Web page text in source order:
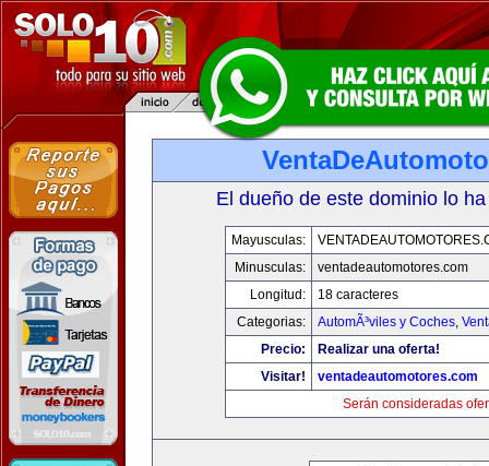
El dueño de este dominio lo
Mayusculas:
Minusculas:
ventadeautomotores.com
Longitud:
18 caracteres
Categorias:
AutomÃ³viles y Coches,
Precio:
Realizar una oferta!
Visitar!
ventadeautomotores.com
Serán consideradas